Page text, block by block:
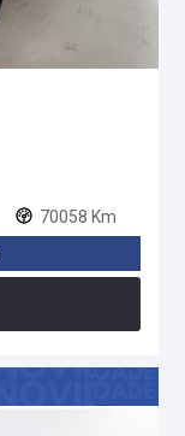
70058 Km